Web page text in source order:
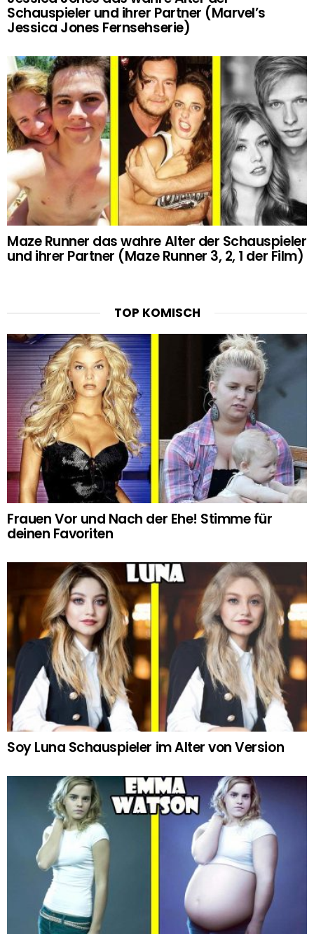
Schauspieler und ihrer Partner (Marvel’s
Jessica Jones Fernsehserie)
Maze Runner das wahre Alter der Schauspieler
und ihrer Partner (Maze Runner 3, 2, 1 der Film)
TOP KOMISCH
Frauen Vor und Nach der Ehe! Stimme für
deinen Favoriten
Soy Luna Schauspieler im Alter von Version